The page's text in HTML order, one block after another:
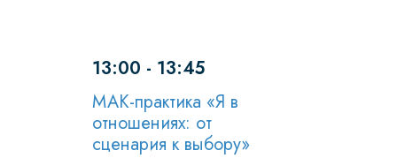
13:00 - 13:45
МАК-практика «Я в
отношениях: от
сценария к выбору»